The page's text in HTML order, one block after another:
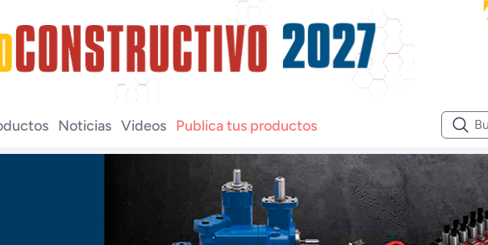
Noticias Videos Publica tus productos